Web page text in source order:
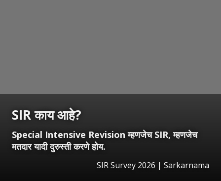
SIR काय आहे?
Special Intensive Revision म्हणजेच SIR, म्हणजेच
मतदार यादी दुरुस्ती करणे होय.
SIR Survey 2026 | Sarkarnama